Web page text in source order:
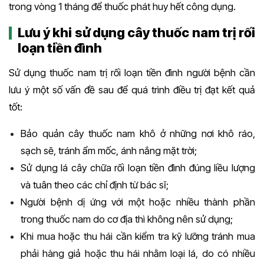
trong vòng 1 tháng để thuốc phát huy hết công dụng.
Lưu ý khi sử dụng cây thuốc nam trị rối
loạn tiền đình
Sử dụng thuốc nam trị rối loạn tiền đình người bệnh cần
lưu ý một số vấn đề sau để quá trình điều trị đạt kết quả
tốt:
Bảo quản cây thuốc nam khô ở những nơi khô ráo,
sạch sẽ, tránh ẩm mốc, ánh nắng mặt trời;
Sử dụng lá cây chữa rối loạn tiền đình đúng liều lượng
và tuân theo các chỉ định từ bác sĩ;
Người bệnh dị ứng với một hoặc nhiều thành phần
trong thuốc nam do cơ địa thì không nên sử dụng;
Khi mua hoặc thu hái cần kiểm tra kỹ lưỡng tránh mua
phải hàng giả hoặc thu hái nhằm loại lá, do có nhiều